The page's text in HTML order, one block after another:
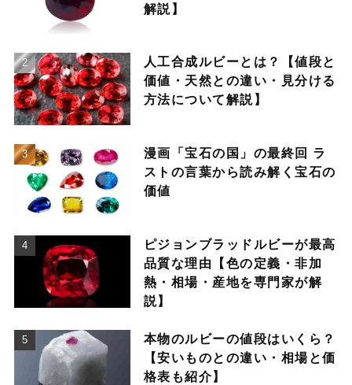
解説】
人工合成ルビーとは？【値段と
価値・天然との違い・見分ける
方法について解説】
漫画「宝石の国」の最終回 ラ
ストの言葉から読み解く宝石の
価値
ピジョンブラッドルビーが最高
品質な理由【色の定義・非加
熱・相場・産地を専門家が解
説】
本物のルビーの値段はいくら？
【安いものとの違い・相場と価
格表も紹介】